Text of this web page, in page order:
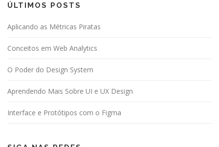
ÚLTIMOS POSTS
Aplicando as Métricas Piratas
Conceitos em Web Analytics
O Poder do Design System
Aprendendo Mais Sobre UI e UX Design
Interface e Protótipos com o Figma